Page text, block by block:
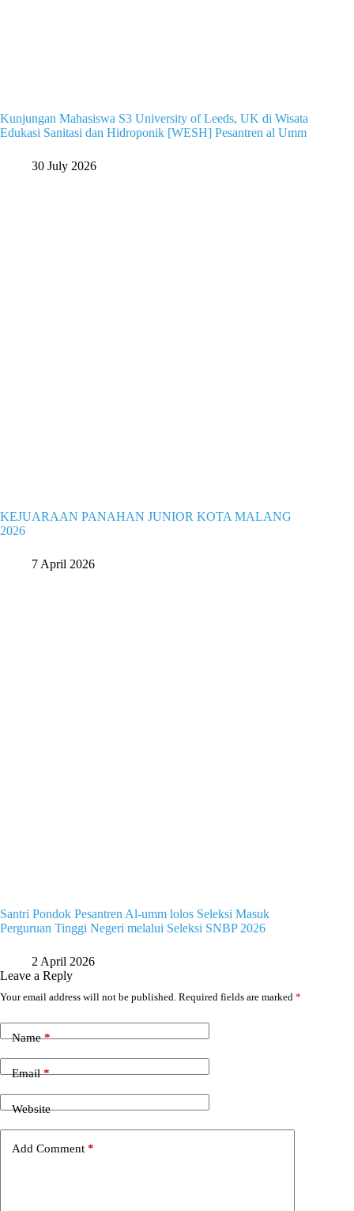
Kunjungan Mahasiswa S3 University of Leeds, UK di Wisata
Edukasi Sanitasi dan Hidroponik [WESH] Pesantren al Umm
30 July 2026
KEJUARAAN PANAHAN JUNIOR KOTA MALANG
2026
7 April 2026
Santri Pondok Pesantren Al-umm lolos Seleksi Masuk
Perguruan Tinggi Negeri melalui Seleksi SNBP 2026
2 April 2026
Leave a Reply
Your email address will not be published. Required fields are marked *
Name*
Email*
Website
Add Comment *